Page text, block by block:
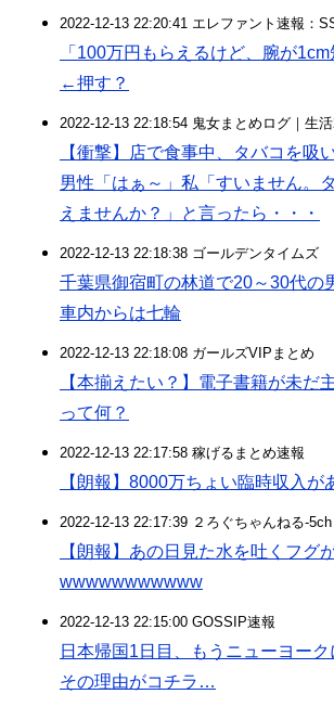
2022-12-13 22:20:41 エレファント速報：
「100万円もらえるけど、腕が1cm
←押す？
2022-12-13 22:18:54 鬼女まとめログ｜生
【衝撃】店で食事中、タバコを吸
男性「はぁ～」私「すいません。
えませんか？」と言ったら・・・
2022-12-13 22:18:38 ゴールデンタイムズ
千葉県御宿町の林道で20～30代
車内からは七輪
2022-12-13 22:18:08 ガールズVIPまとめ
【本揃えたい？】電子書籍が未だ
って何？
2022-12-13 22:17:58 稼げるまとめ速報
【朗報】8000万ちょい臨時収入が
2022-12-13 22:17:39 ２ろぐちゃんねる-
【朗報】あの日見た水を吐くフグ
wwwwwwwwwww
2022-12-13 22:15:00 GOSSIP速報
日本帰国1日目、もうニューヨーク
その理由がコチラ…